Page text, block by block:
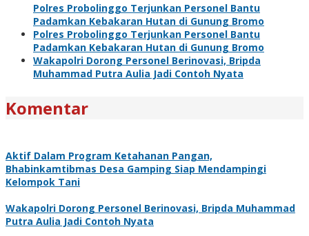
Polres Probolinggo Terjunkan Personel Bantu
Padamkan Kebakaran Hutan di Gunung Bromo
Polres Probolinggo Terjunkan Personel Bantu
Padamkan Kebakaran Hutan di Gunung Bromo
Wakapolri Dorong Personel Berinovasi, Bripda
Muhammad Putra Aulia Jadi Contoh Nyata
Komentar
Aktif Dalam Program Ketahanan Pangan,
Bhabinkamtibmas Desa Gamping Siap Mendampingi
Kelompok Tani
Wakapolri Dorong Personel Berinovasi, Bripda Muhammad
Putra Aulia Jadi Contoh Nyata